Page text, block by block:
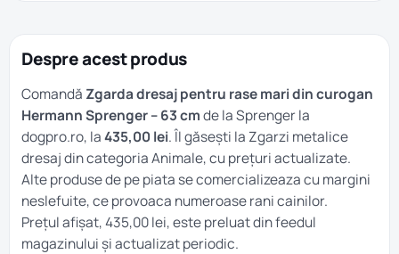
Despre acest produs
Comandă Zgarda dresaj pentru rase mari din curogan
Hermann Sprenger – 63 cmde la Sprenger la
dogpro.ro, la435,00 lei. Îl găsești la Zgarzi metalice
dresajdin categoriaAnimale, cu prețuri actualizate.
Alte produse de pe piata se comercializeaza cu margini
neslefuite, ce provoaca numeroase rani cainilor.
Prețul afișat, 435,00 lei, este preluat din feedul
magazinului și actualizat periodic.